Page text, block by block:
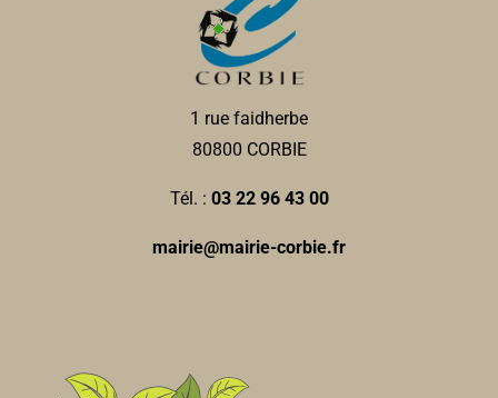
1 rue faidherbe
80800 CORBIE
Tél. : 03 22 96 43 00
mairie@mairie-corbie.fr